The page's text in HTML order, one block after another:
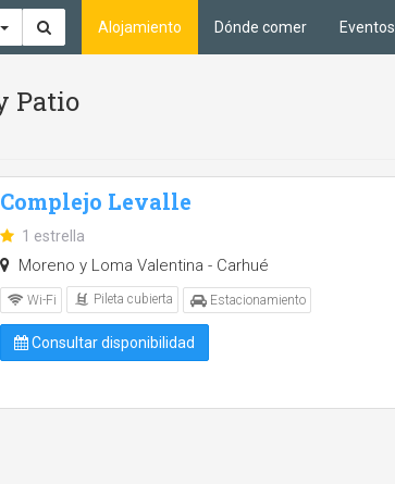
Alojamiento Dónde comer Eventos
Patio
Complejo Levalle
1 estrella
Moreno y Loma Valentina - Carhué
Wi-Fi Pileta cubierta Estacionamiento
Consultar disponibilidad